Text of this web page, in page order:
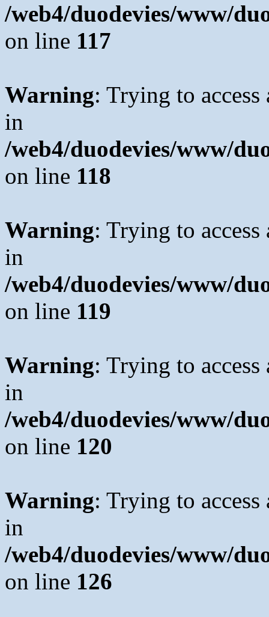
/web4/duodevies/www/
on line 117
Warning: Trying to
in
/web4/duodevies/www/
on line 118
Warning: Trying to
in
/web4/duodevies/www/
on line 119
Warning: Trying to
in
/web4/duodevies/www/
on line 120
Warning: Trying to
in
/web4/duodevies/www/
on line 126